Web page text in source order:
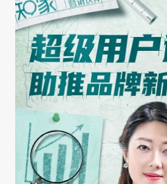
实战经验，告诉大家如何通过搭建
新增长，助力品牌实现“从零到亿”
创始人、市场营销人员还是产品经
长，这场分享就是开启用户时代品
欢迎感兴趣的朋友领取课程一起学
先得，让我们一起蓄力，让品牌获
女士与大家一起探索生意增长的本
章！
课程限时免费领取，扫